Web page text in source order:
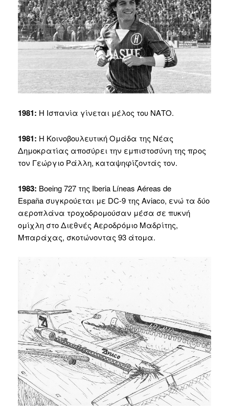
1981: Η Ισπανία γίνεται μέλος του ΝΑΤΟ.
1981: Η Κοινοβουλευτική Ομάδα της Νέας
Δημοκρατίας αποσύρει την εμπιστοσύνη της προς
τον Γεώργιο Ράλλη, καταψηφίζοντάς τον.
1983: Boeing 727 της Iberia Líneas Aéreas de
España συγκρούεται με DC-9 της Aviaco, ενώ τα δύο
αεροπλάνα τροχοδρομούσαν μέσα σε πυκνή
ομίχλη στο Διεθνές Αεροδρόμιο Μαδρίτης,
Μπαράχας, σκοτώνοντας 93 άτομα.